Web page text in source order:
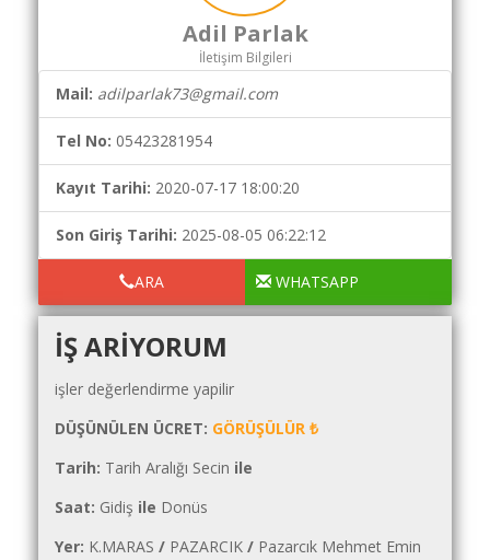
Yol
Maliyet
Hesaplama
Şartname
Karşılaştırma
Robotu
Masaüstü
Programı
Hesaplama
Akaryakıt
Fiyatları
İhale
Adil Parlak
İletişim Bilgileri
Mail: adilparlak73@gmail.com
Tel No: 05423281954
Kayıt Tarihi: 2020-07-17 18:00:20
Son Giriş Tarihi: 2025-08-05 06:22:12
ARA WHATSAPP
IŞ ARIYORUM
işler değerlendirme yapilir
DÜŞÜNÜLEN ÜCRET: GÖRÜŞÜLÜR ₺
Tarih: Tarih Aralığı Secin ile
Saat: Gidiş ile Donüs
Yer: K.MARAS / PAZARCIK / Pazarcık Mehmet Emin